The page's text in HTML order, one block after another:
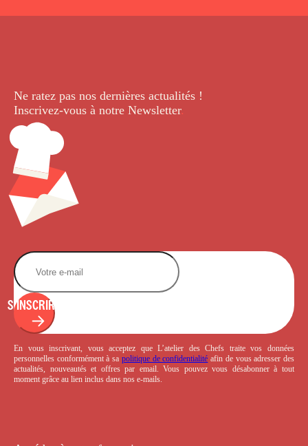
Ne ratez pas nos dernières actualités !
Inscrivez-vous à notre Newsletter.
S'INSCRIRE
En vous inscrivant, vous acceptez que L’atelier des Chefs traite vos données
personnelles conformément à sa politique de confidentialité afin de vous adresser des
actualités, nouveautés et offres par email. Vous pouvez vous désabonner à tout
moment grâce au lien inclus dans nos e-mails.